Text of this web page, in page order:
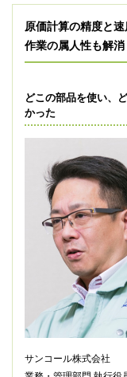
原価計算の精度と
作業の属人性も解消
どこの部品を使い、
かった
サンコール株式会社